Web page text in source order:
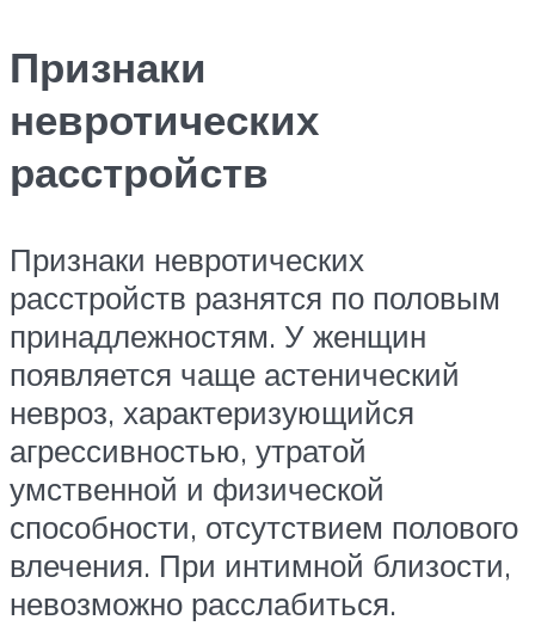
Признаки
невротических
расстройств
Признаки невротических
расстройств разнятся по половым
принадлежностям. У женщин
появляется чаще астенический
невроз, характеризующийся
агрессивностью, утратой
умственной и физической
способности, отсутствием полового
влечения. При интимной близости,
невозможно расслабиться.